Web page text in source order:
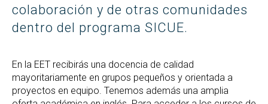
colaboración y de otras comunidades
dentro del programa SICUE.
En la EET recibirás una docencia de calidad
mayoritariamente en grupos pequeños y orientada a
proyectos en equipo. Tenemos además una amplia